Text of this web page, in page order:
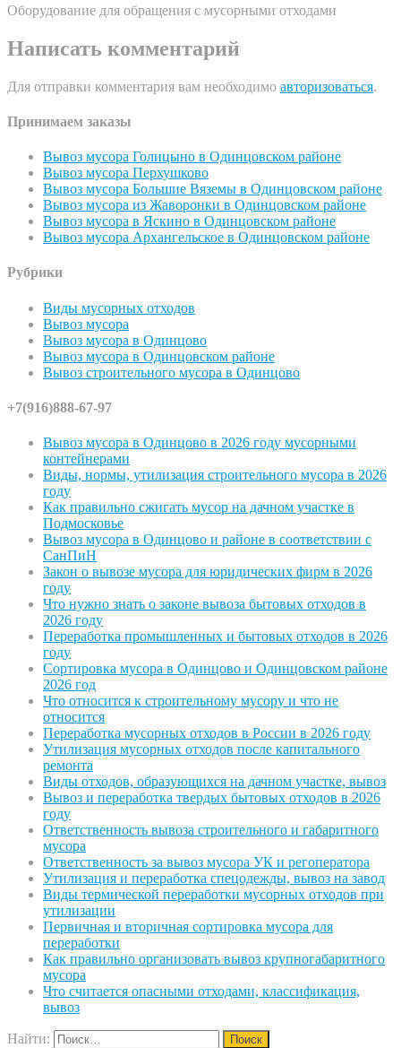
Оборудование для обращения с мусорными отходами
Написать комментарий
Для отправки комментария вам необходимо авторизоваться.
Принимаем заказы
Вывоз мусора Голицыно в Одинцовском районе
Вывоз мусора Перхушково
Вывоз мусора Большие Вяземы в Одинцовском районе
Вывоз мусора из Жаворонки в Одинцовском районе
Вывоз мусора в Яскино в Одинцовском районе
Вывоз мусора Архангельское в Одинцовском районе
Рубрики
Виды мусорных отходов
Вывоз мусора
Вывоз мусора в Одинцово
Вывоз мусора в Одинцовском районе
Вывоз строительного мусора в Одинцово
+7(916)888-67-97
Вывоз мусора в Одинцово в 2026 году мусорными
контейнерами
Виды, нормы, утилизация строительного мусора в 2026
году
Как правильно сжигать мусор на дачном участке в
Подмосковье
Вывоз мусора в Одинцово и районе в соответствии с
СанПиН
Закон о вывозе мусора для юридических фирм в 2026
году
Что нужно знать о законе вывоза бытовых отходов в
2026 году
Переработка промышленных и бытовых отходов в 2026
году
Сортировка мусора в Одинцово и Одинцовском районе
2026 год
Что относится к строительному мусору и что не
относится
Переработка мусорных отходов в России в 2026 году
Утилизация мусорных отходов после капитального
ремонта
Виды отходов, образующихся на дачном участке, вывоз
Вывоз и переработка твердых бытовых отходов в 2026
году
Ответственность вывоза строительного и габаритного
мусора
Ответственность за вывоз мусора УК и регоператора
Утилизация и переработка спецодежды, вывоз на завод
Виды термической переработки мусорных отходов при
утилизации
Первичная и вторичная сортировка мусора для
переработки
Как правильно организовать вывоз крупногабаритного
мусора
Что считается опасными отходами, классификация,
вывоз
Найти: